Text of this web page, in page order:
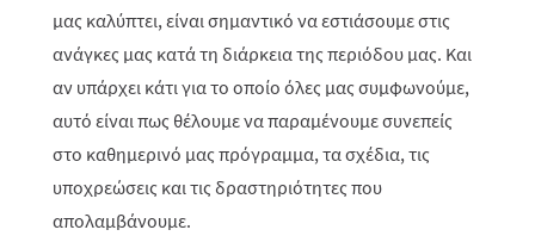
μας καλύπτει, είναι σημαντικό να εστιάσουμε στις
ανάγκες μας κατά τη διάρκεια της περιόδου μας. Και
αν υπάρχει κάτι για το οποίο όλες μας συμφωνούμε,
αυτό είναι πως θέλουμε να παραμένουμε συνεπείς
στο καθημερινό μας πρόγραμμα, τα σχέδια, τις
υποχρεώσεις και τις δραστηριότητες που
απολαμβάνουμε.